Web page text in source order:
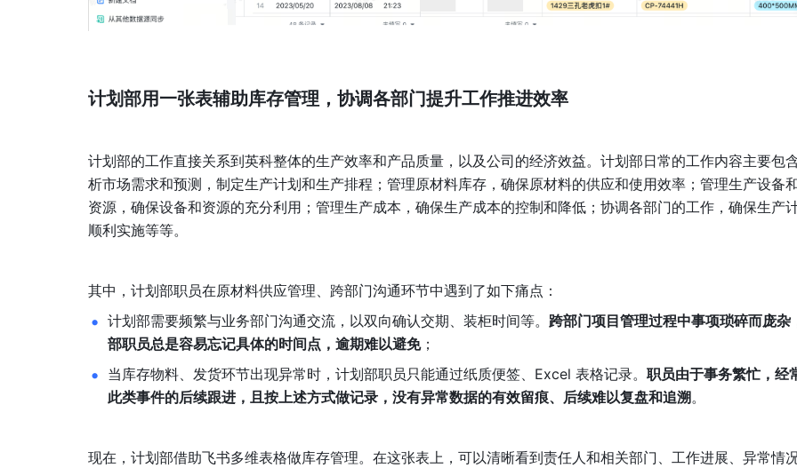
计划部用一张表辅助库存管理，协调各部门提升工作推进效率
计划部的工作直接关系到英科整体的生产效率和产品质量，以及公司的经济效益。计划部日常的工作内容主要包
析市场需求和预测，制定生产计划和生产排程；管理原材料库存，确保原材料的供应和使用效率；管理生产设备
资源，确保设备和资源的充分利用；管理生产成本，确保生产成本的控制和降低；协调各部门的工作，确保生产
顺利实施等等。
其中，计划部职员在原材料供应管理、跨部门沟通环节中遇到了如下痛点：
计划部需要频繁与业务部门沟通交流，以双向确认交期、装柜时间等。 跨部门项目管理过程中事项琐碎而庞杂
部职员总是容易忘记具体的时间点，逾期难以避免；
当库存物料、发货环节出现异常时，计划部职员只能通过纸质便签、Excel 表格记录。 职员由于事务繁忙，经
此类事件的后续跟进，且按上述方式做记录，没有异常数据的有效留痕、后续难以复盘和追溯。
现在，计划部借助飞书多维表格做库存管理。在这张表上，可以清晰看到责任人和相关部门、工作进展、异常情